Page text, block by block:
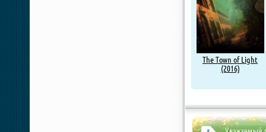
The Town of Light
(2016)